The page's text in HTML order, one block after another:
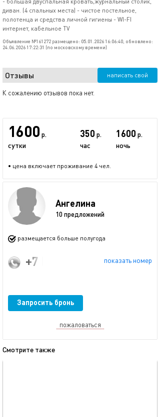
диван. (4 спальных места) - чистое постельное,
полотенца и средства личной гигиены - WI-FI
интернет, кабельное TV
Объявление №161272 размещено: 05.01.2026 16:06:40, обновлено:
24.06.2026 17:22:31 (по московскому времени)
Отзывы написать свой
К сожалению отзывов пока нет.
1600 р.
сутки
350 р.
час
1600 р.
ночь
• цена включает проживание 4 чел.
Ангелина
10 предложений
размещается больше полугода
показать номер
+7 (960) 831-00-53
Запросить бронь
пожаловаться
Смотрите также